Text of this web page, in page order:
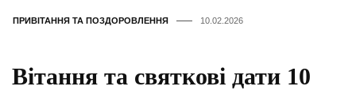
ПРИВІТАННЯ ТА ПОЗДОРОВЛЕННЯ 10.02.2026
Вітання та святкові дати 10